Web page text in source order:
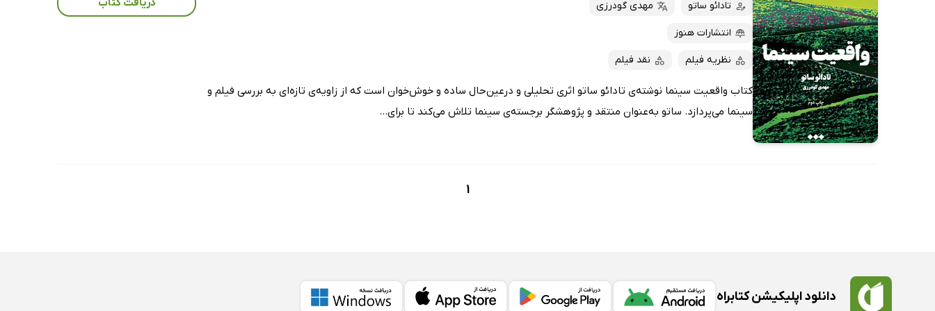
داغ‌ترین‌ها
پرفروش‌ها
پربحث‌ها
کتاب‌های صوتی
کتاب‌های متنی
تادائو ساتو مهدی گودرزی
انتشارات هنوز
نظریه فیلم نقد فیلم
کتاب واقعیت سینما نوشته‌ی تادائو ساتو اثری تحلیلی و درعین‌حال ساده و خوش‌خوان است که از زاویه‌ی تازه‌ای به بررسی فیلم و
سینما می‌پردازد. ساتو به‌عنوان منتقد و پژوهشگر برجسته‌ی سینما تلاش می‌کند تا برای...
1
دانلود اپلیکیشن کتابراه